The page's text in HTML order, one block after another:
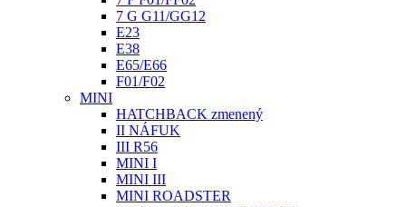
7 G G11/GG12
E23
E38
E65/E66
F01/F02
MINI
HATCHBACK zmenený
II NÁFUK
III R56
MINI I
MINI III
MINI ROADSTER